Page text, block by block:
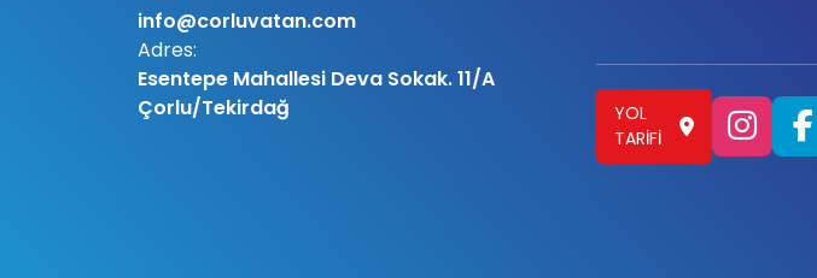
info@corluvatan.com
Adres:
Esentepe Mahallesi Deva Sokak. 11/A
Çorlu/Tekirdağ
YOL
TARIFI